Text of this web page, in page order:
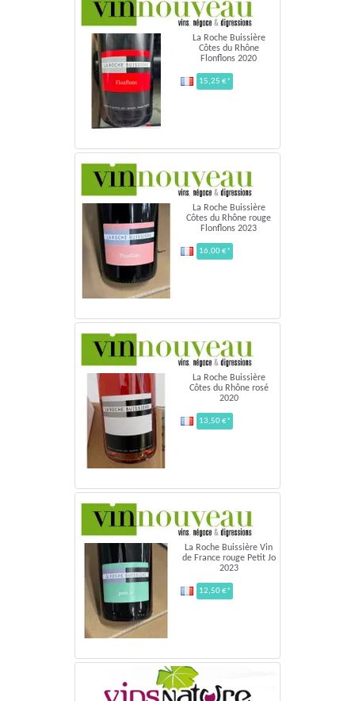
La Roche Buissière
Côtes du Rhône
Flonflons 2020
15,25 €*
La Roche Buissière
Côtes du Rhône rouge
Flonflons 2023
16,00 €*
La Roche Buissière
Côtes du Rhône rosé
2020
13,50 €*
La Roche Buissière Vin
de France rouge Petit Jo
2023
12,50 €*